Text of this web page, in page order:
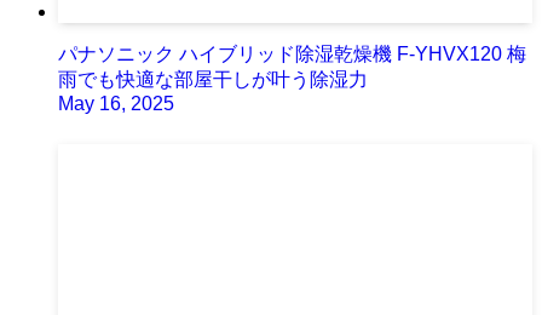
パナソニック ハイブリッド除湿乾燥機 F-YHVX120 梅
雨でも快適な部屋干しが叶う除湿力
May 16, 2025